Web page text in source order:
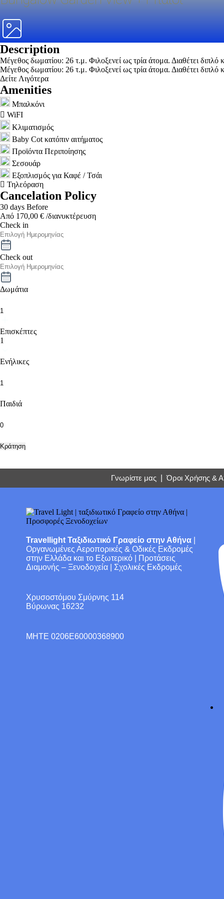
Description
Μέγεθος δωματίου: 26 τ.μ. Φιλοξενεί ως τρία άτομα. Διαθέτει
Μέγεθος δωματίου: 26 τ.μ. Φιλοξενεί ως τρία άτομα. Διαθέτει
Δείτε Λιγότερα
Amenities
Μπαλκόνι
WiFI
Κλιματισμός
Baby Cot κατόπιν αιτήματος
Προϊόντα Περιποίησης
Σεσουάρ
Εξοπλισμός για Καφέ / Τσάι
Τηλεόραση
Cancelation Policy
30 days Before
Από 170,00 € /διανυκτέρευση
Check in
Check out
Δωμάτια
Επισκέπτες
1
Ενήλικες
Παιδιά
Κράτηση
Γνωρίστε μας |Όροι Χρήσης &
Travellight Ταξιδιωτικό Γραφείο στην Αθήνα|
Οργανωμένες Αεροπορικές & Οδικές Εκδρομές
στην Ελλάδα και το Εξωτερικό | Προτάσεις
Διαμονής – Ξενοδοχεία | Σχολικές Εκδρομές
Χρυσοστόμου Σμύρνης 114
Βύρωνας 16232
ΜΗΤΕ 0206E60000368900